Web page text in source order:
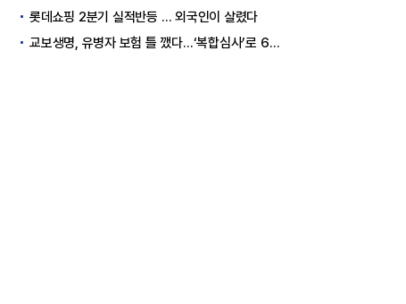
롯데쇼핑 2분기 실적반등 … 외국인이 살렸다
교보생명, 유병자 보험 틀 깼다…‘복합심사’로 6개월 독점권 획득